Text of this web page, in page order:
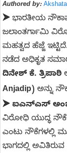
Authored by:
➤ ಭಾರತೀಯ
ಜಲಾಂತರ್ಗಾಮಿ
ಮಹತ್ವದ ಹೆಜ್ಜೆ
ನಡೆದ ಅಧಿಕೃತ
ದಿನೇಶ್ ಕೆ. ತ್ರಿಪಾಠಿ
Anjadip) ಅನ್ನು
➤ ಐಎನ್‌ಎಸ್
ವಿರೋಧಿ ಯುದ್ಧ
ಎಂಟು ನೌಕೆಗಳಲ್ಲಿ
ಭಾಗದಲ್ಲಿ ಅವಿತಿರುವ